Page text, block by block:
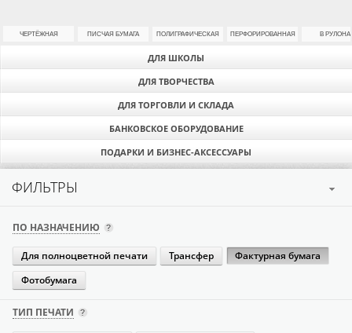
ДЛЯ ШКОЛЫ
ДЛЯ ТВОРЧЕСТВА
ДЛЯ ТОРГОВЛИ И СКЛАДА
БАНКОВСКОЕ ОБОРУДОВАНИЕ
ПОДАРКИ И БИЗНЕС-АКСЕССУАРЫ
ЧЕРТЁЖНАЯ ПИСЧАЯ БУМАГА ПОЛИГРАФИЧЕСКАЯ ПЕРФОРИРОВАННАЯ В
ФИЛЬТРЫ
ПО НАЗНАЧЕНИЮ
Для полноцветной печати Трансфер
Фактурная бумага
Фотобумага
ТИП ПЕЧАТИ